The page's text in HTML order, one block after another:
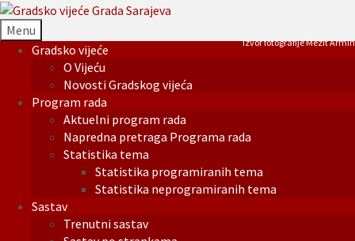
Menu
Gradsko vijeće
O Vijeću
Novosti Gradskog vijeća
Program rada
Aktuelni program rada
Napredna pretraga Programa rada
Statistika tema
Statistika programiranih tema
Statistika neprogramiranih tema
Sastav
Trenutni sastav
Izvor fotografije Mezit Armin